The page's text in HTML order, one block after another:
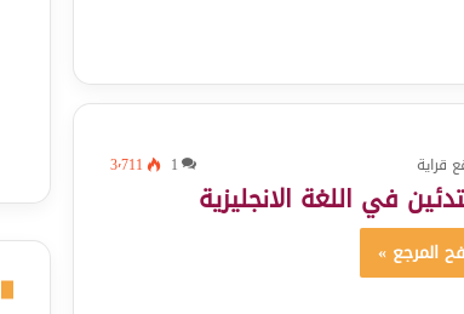
قراية 1 3٬711
في اللغة الانجليزية
المرجع »